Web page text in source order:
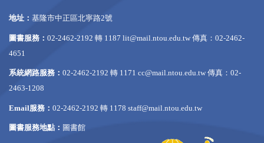
地址： 基隆市中正區北寧路2號
圖書服務： 02-2462-2192 轉 1187 lit@mail.ntou.edu.tw 傳真：02-2462-
4651
系統網路服務： 02-2462-2192 轉 1171 cc@mail.ntou.edu.tw 傳真：02-
2463-1208
Email服務： 02-2462-2192 轉 1178 staff@mail.ntou.edu.tw
圖書服務地點： 圖書館